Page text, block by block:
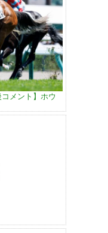
メント】ホウ